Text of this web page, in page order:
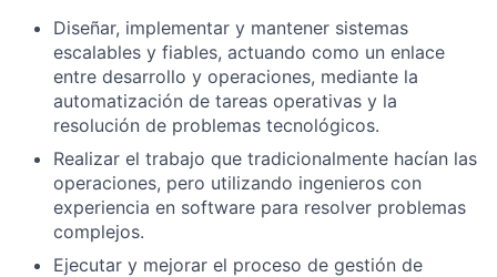
Diseñar, implementar y mantener sistemas
escalables y fiables, actuando como un enlace
entre desarrollo y operaciones, mediante la
automatización de tareas operativas y la
resolución de problemas tecnológicos.
Realizar el trabajo que tradicionalmente hacían las
operaciones, pero utilizando ingenieros con
experiencia en software para resolver problemas
complejos.
Ejecutar y mejorar el proceso de gestión de